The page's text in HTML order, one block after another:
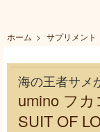
ホーム > サプリメント
海の王者サメ
umino フ
SUIT OF